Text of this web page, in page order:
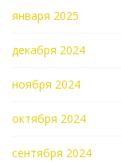
января 2025
декабря 2024
ноября 2024
октября 2024
сентября 2024